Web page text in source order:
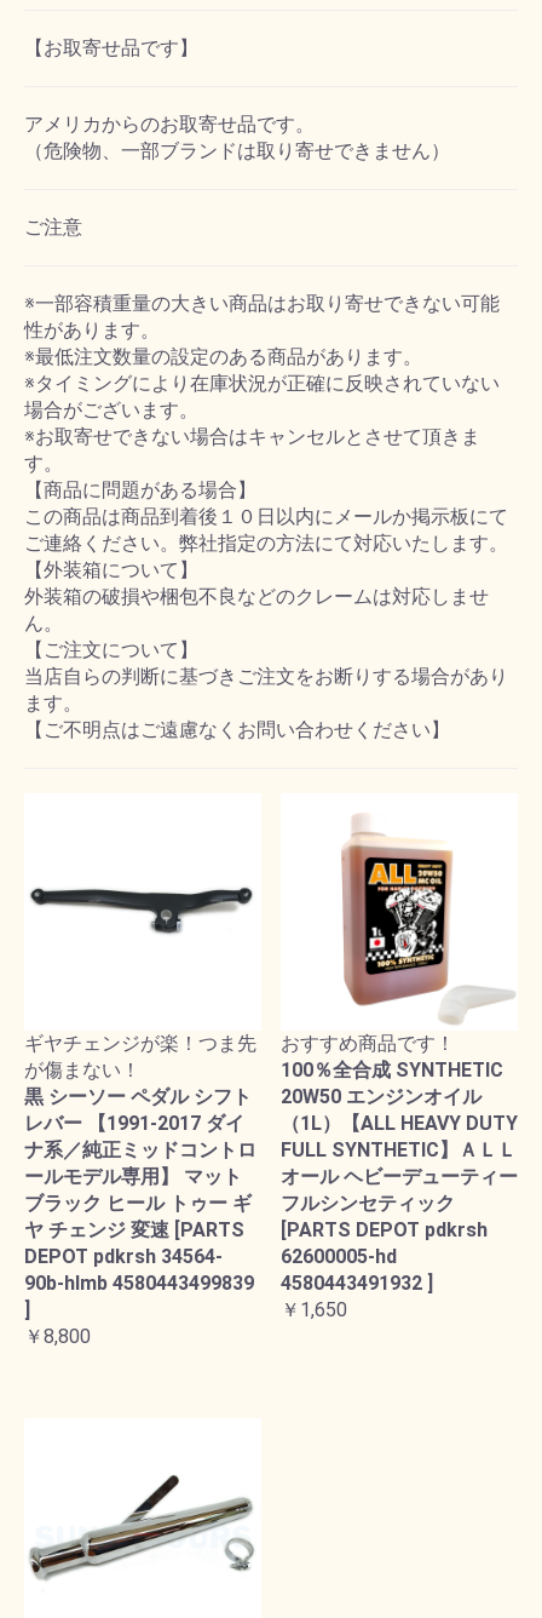
【お取寄せ品です】
アメリカからのお取寄せ品です。
（危険物、一部ブランドは取り寄せできません）
ご注意
※一部容積重量の大きい商品はお取り寄せできない可能
性があります。
※最低注文数量の設定のある商品があります。
※タイミングにより在庫状況が正確に反映されていない
場合がございます。
※お取寄せできない場合はキャンセルとさせて頂きま
す。
【商品に問題がある場合】
この商品は商品到着後１０日以内にメールか掲示板にて
ご連絡ください。弊社指定の方法にて対応いたします。
【外装箱について】
外装箱の破損や梱包不良などのクレームは対応しませ
ん。
【ご注文について】
当店自らの判断に基づきご注文をお断りする場合があり
ます。
【ご不明点はご遠慮なくお問い合わせください】
ギヤチェンジが楽！つま先
が傷まない！
黒 シーソー ペダル シフト
レバー 【1991-2017 ダイ
ナ系／純正ミッドコントロ
ールモデル専用】 マット
ブラック ヒール トゥー ギ
ヤ チェンジ 変速 [PARTS
DEPOT pdkrsh 34564-
90b-hlmb 4580443499839
]
￥8,800
おすすめ商品です！
100％全合成 SYNTHETIC
20W50 エンジンオイル
（1L）【ALL HEAVY DUTY
FULL SYNTHETIC】ＡＬＬ
オール ヘビーデューティー
フルシンセティック
[PARTS DEPOT pdkrsh
62600005-hd
4580443491932 ]
￥1,650